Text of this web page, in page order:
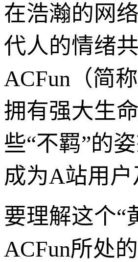
在浩瀚的网
代人的情绪
ACFun（简
拥有强大生
些“不羁”的
成为A站用
要理解这个“
ACFun所处